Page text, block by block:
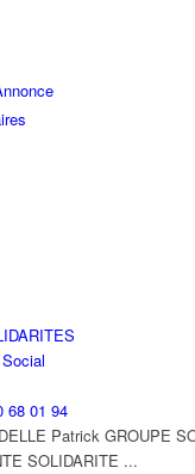
68 01 94
Patrick GROUPE
SOLIDARITE ...